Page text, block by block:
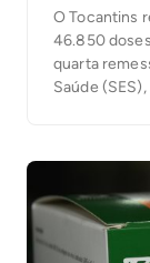
O Tocantins
46.850
quarta
Saúde